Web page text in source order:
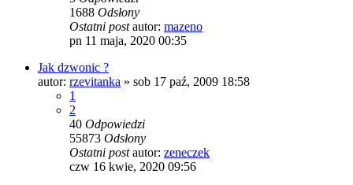
1688 Odsłony
Ostatni postautor: mazeno
pn 11 maja, 2020 00:35
Jak dzwonic ?
autor: rzevitanka » sob 17 paź, 2009 18:58
1
2
40 Odpowiedzi
55873 Odsłony
Ostatni postautor: zeneczek
czw 16 kwie, 2020 09:56